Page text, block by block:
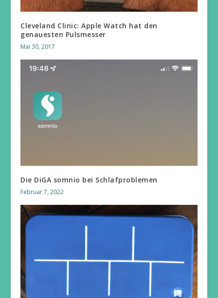
Cleveland Clinic: Apple Watch hat den
genauesten Pulsmesser
Mai 30, 2017
Die DiGA somnio bei Schlafproblemen
Februar 7, 2022